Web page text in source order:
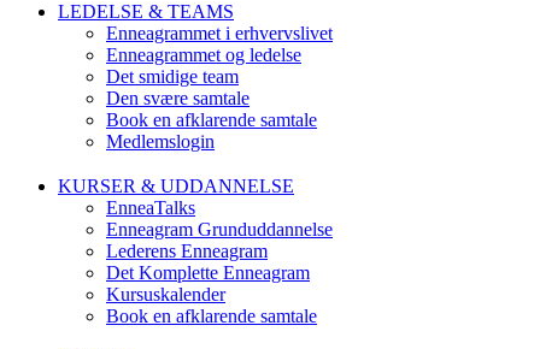
LEDELSE & TEAMS
Enneagrammet i erhvervslivet
Enneagrammet og ledelse
Det smidige team
Den svære samtale
Book en afklarende samtale
Medlemslogin
KURSER & UDDANNELSE
EnneaTalks
Enneagram Grunduddannelse
Lederens Enneagram
Det Komplette Enneagram
Kursuskalender
Book en afklarende samtale